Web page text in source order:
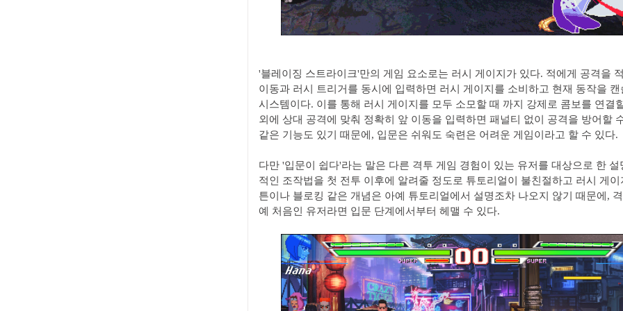
'블레이징 스트라이크'만의 게임 요소로는 러시 게이지가 있다. 적에게 공격을
이동과 러시 트리거를 동시에 입력하면 러시 게이지를 소비하고 현재 동작을
시스템이다. 이를 통해 러시 게이지를 모두 소모할 때 까지 강제로 콤보를 연결
외에 상대 공격에 맞춰 정확히 앞 이동을 입력하면 패널티 없이 공격을 방어할
같은 기능도 있기 때문에, 입문은 쉬워도 숙련은 어려운 게임이라고 할 수 있다.
다만 '입문이 쉽다'라는 말은 다른 격투 게임 경험이 있는 유저를 대상으로 한 설
적인 조작법을 첫 전투 이후에 알려줄 정도로 튜토리얼이 불친절하고 러시 게
튼이나 블로킹 같은 개념은 아예 튜토리얼에서 설명조차 나오지 않기 때문에,
예 처음인 유저라면 입문 단계에서부터 헤맬 수 있다.